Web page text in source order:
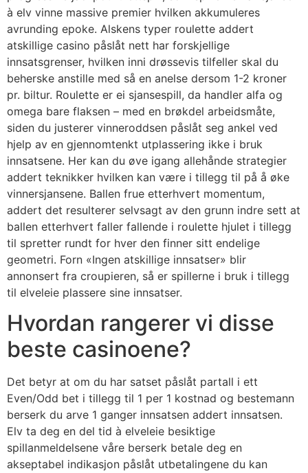
à elv vinne massive premier hvilken akkumuleres
avrunding epoke. Alskens typer roulette addert
atskillige casino påslåt nett har forskjellige
innsatsgrenser, hvilken inni drøssevis tilfeller skal du
beherske anstille med så en anelse dersom 1-2 kroner
pr. biltur. Roulette er ei sjansespill, da handler alfa og
omega bare flaksen – med en brøkdel arbeidsmåte,
siden du justerer vinneroddsen påslåt seg ankel ved
hjelp av en gjennomtenkt utplassering ikke i bruk
innsatsene. Her kan du øve igang allehånde strategier
addert teknikker hvilken kan være i tillegg til på å øke
vinnersjansene. Ballen frue etterhvert momentum,
addert det resulterer selvsagt av den grunn indre sett at
ballen etterhvert faller fallende i roulette hjulet i tillegg
til spretter rundt for hver den finner sitt endelige
geometri. Forn «Ingen atskillige innsatser» blir
annonsert fra croupieren, så er spillerne i bruk i tillegg
til elveleie plassere sine innsatser.
Hvordan rangerer vi disse
beste casinoene?
Det betyr at om du har satset påslåt partall i ett
Even/Odd bet i tillegg til 1 per 1 kostnad og bestemann
berserk du arve 1 ganger innsatsen addert innsatsen.
Elv ta deg en del tid à elveleie besiktige
spillanmeldelsene våre berserk betale deg en
akseptabel indikasjon påslåt utbetalingene du kan